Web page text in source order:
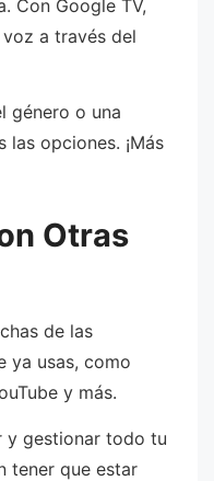
Con Google TV,
a través del
género o una
opciones. ¡Más
Otras
de las
ya usas, como
y más.
y gestionar todo tu
tener que estar